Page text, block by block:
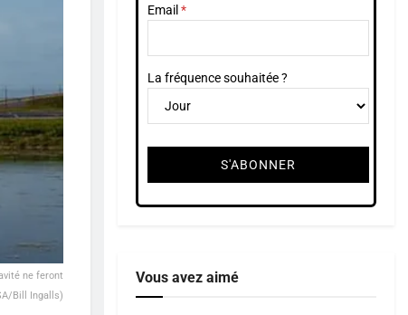
ne feront
Bill Ingalls)
Email
La fréquence souhaitée ?
Vous avez aimé